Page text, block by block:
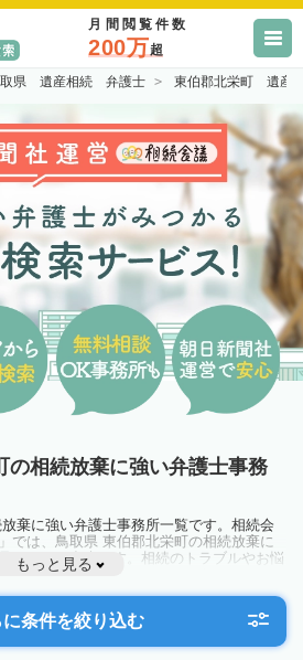
月間閲覧件数
200万超
県 遺産相続 弁護士 東伯郡北栄町 遺産
の相続放棄に強い弁護士事務
棄に強い弁護士事務所一覧です。相続会
では、鳥取県 東伯郡北栄町の相続放棄に
ることが出来ます。相続のトラブルやお悩
の弁護士に相談してみましょう。
もっと見る
に条件を絞り込む